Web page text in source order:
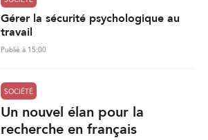
Gérer la sécurité psychologique au
travail
Publié à 15:00
SOCIÉTÉ
Un nouvel élan pour la
recherche en français